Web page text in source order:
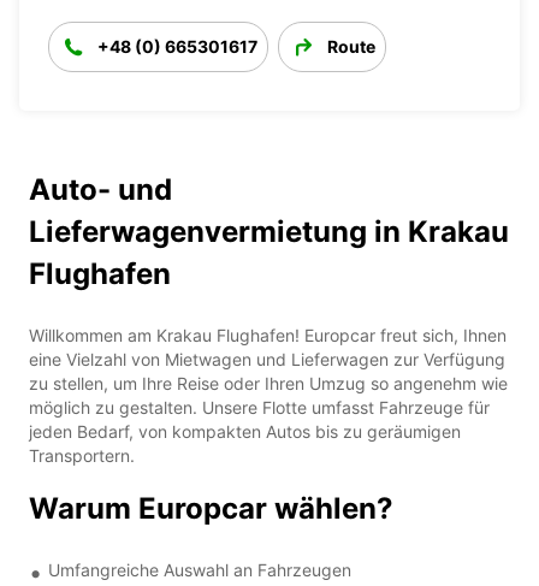
+48 (0) 665301617 Route
Auto- und
Lieferwagenvermietung in Krakau
Flughafen
Willkommen am Krakau Flughafen! Europcar freut sich, Ihnen
eine Vielzahl von Mietwagen und Lieferwagen zur Verfügung
zu stellen, um Ihre Reise oder Ihren Umzug so angenehm wie
möglich zu gestalten. Unsere Flotte umfasst Fahrzeuge für
jeden Bedarf, von kompakten Autos bis zu geräumigen
Transportern.
Warum Europcar wählen?
Umfangreiche Auswahl an Fahrzeugen